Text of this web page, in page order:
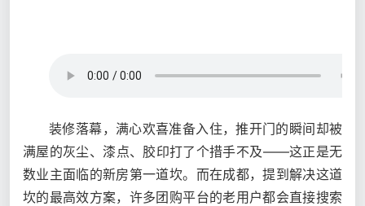
装修落幕，满心欢喜准备入住，推开门的瞬间却被
满屋的灰尘、漆点、胶印打了个措手不及——这正是无
数业主面临的新房第一道坎。而在成都，提到解决这道
坎的最高效方案，许多团购平台的老用户都会直接搜索